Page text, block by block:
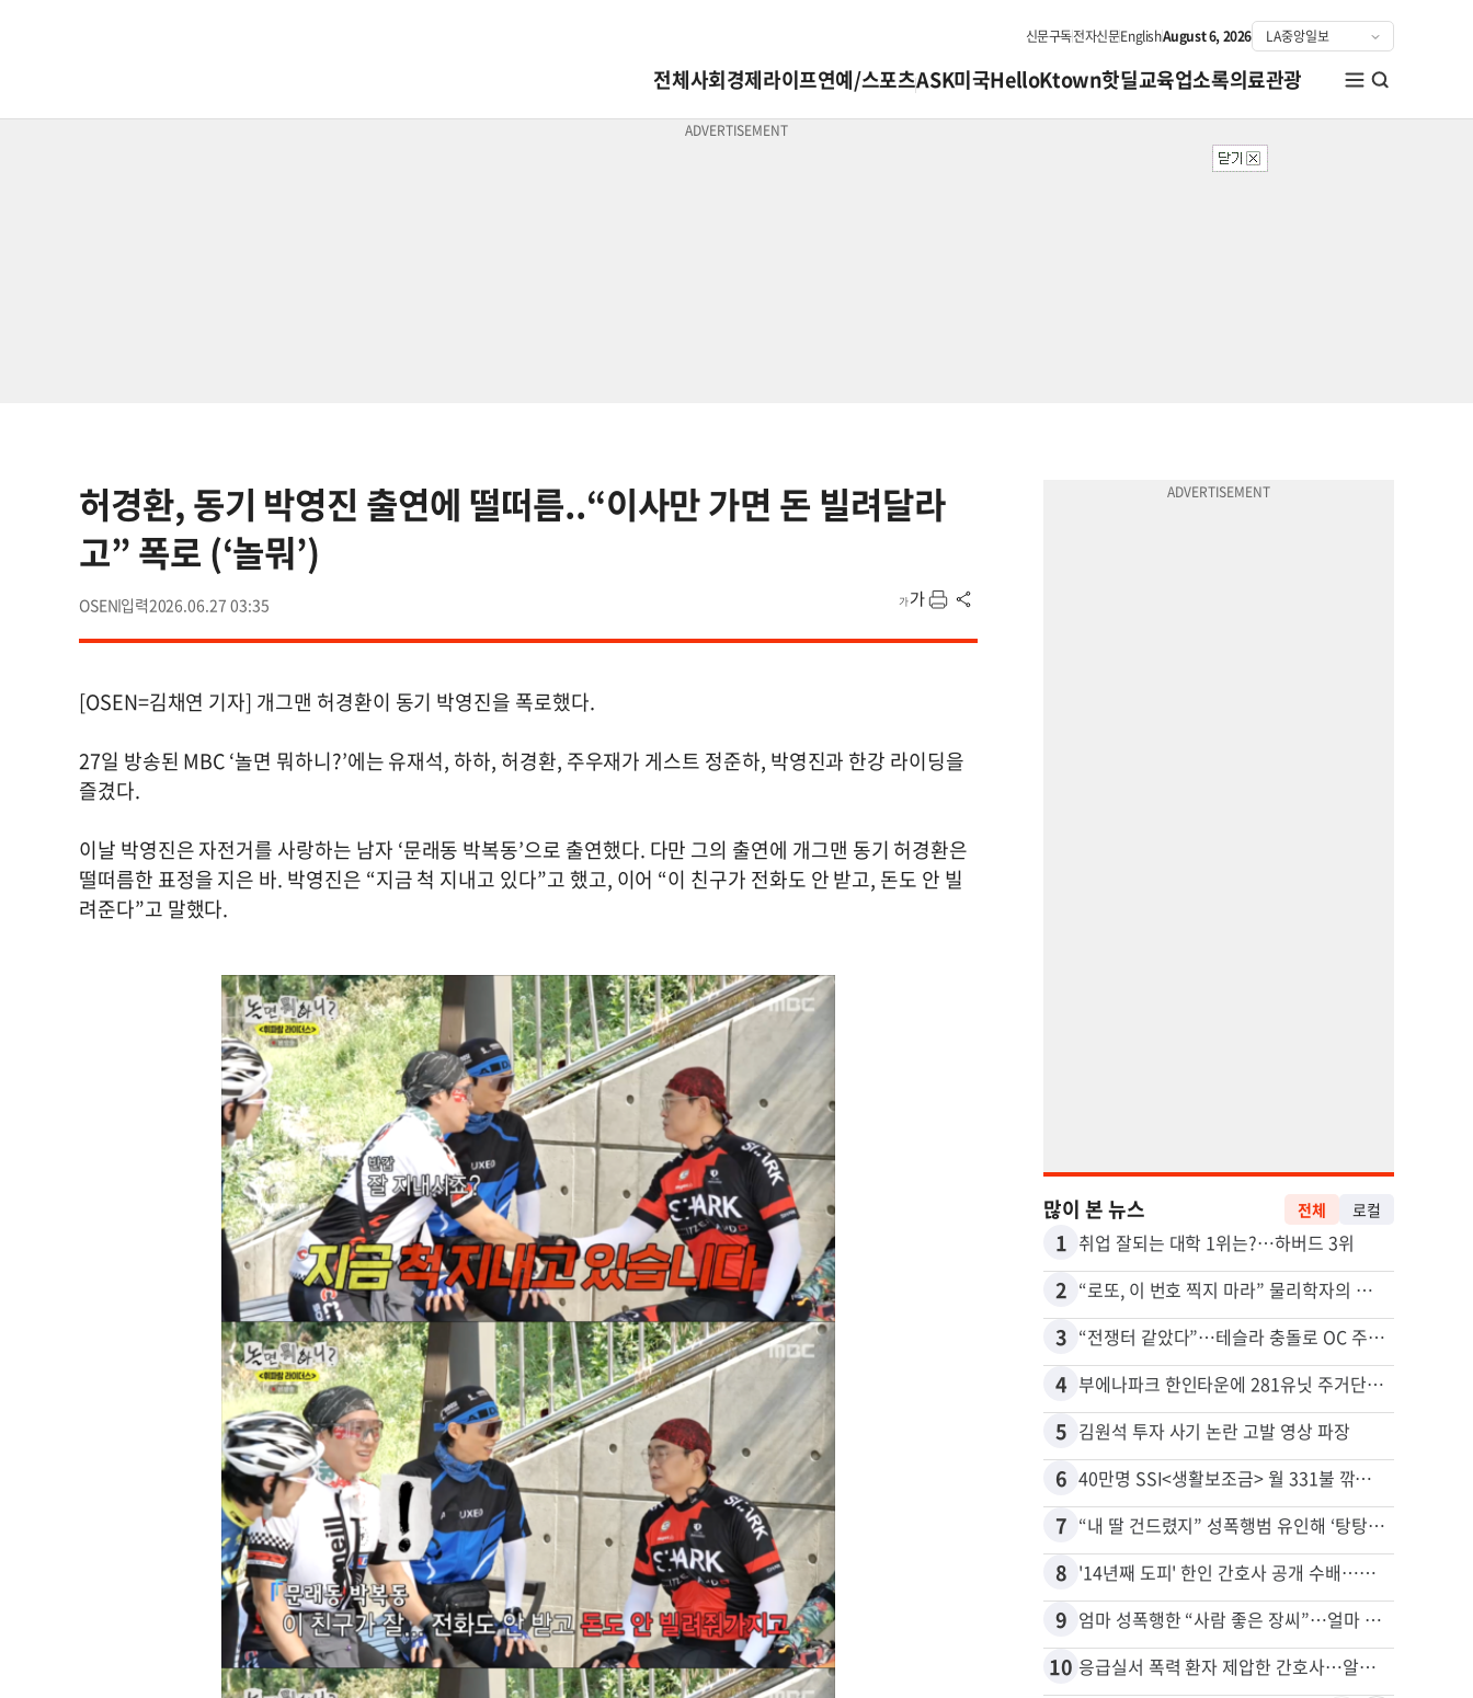
신문구독전자신문EnglishAugust 6, 2026
전체사회경제라이프연예/스포츠ASK미국HelloKtown핫딜교육업소록의료관광
허경환, 동기 박영진 출연에 떨떠름..“이사만 가면 돈 빌려달라
고” 폭로 (‘놀뭐’)
OSEN 2026.06.27 03:35
[OSEN=김채연 기자] 개그맨 허경환이 동기 박영진을 폭로했다.
27일 방송된 MBC ‘놀면 뭐하니?’에는 유재석, 하하, 허경환, 주우재가 게스트 정준하, 박영진과 한강 라이딩을
즐겼다.
이날 박영진은 자전거를 사랑하는 남자 ‘문래동 박복동’으로 출연했다. 다만 그의 출연에 개그맨 동기 허경환은
떨떠름한 표정을 지은 바. 박영진은 “지금 척 지내고 있다”고 했고, 이어 “이 친구가 전화도 안 받고, 돈도 안 빌
려준다”고 말했다.
많이 본 뉴스 전체 로컬
1 취업 잘되는 대학 1위는?…하버드 3위
2 “로또, 이 번호 찍지 마라” 물리학자의 당첨금 높이는 비밀
3 “전쟁터 같았다”…테슬라 충돌로 OC 주택 4채 파손
4 부에나파크 한인타운에 281유닛 주거단지 들어선다
5 김원석 투자 사기 논란 고발 영상 파장
6 40만명 SSI<생활보조금> 월 331불 깎이나
7 “내 딸 건드렸지” 성폭행범 유인해 ‘탕탕’…아빠의 복수 결말
8 '14년째 도피' 한인 간호사 공개 수배…메디케어 사기 유죄
9 엄마 성폭행한 “사람 좋은 장씨”…얼마 뒤 딸 배도 불러왔다
10 응급실서 폭력 환자 제압한 간호사…알고 보니